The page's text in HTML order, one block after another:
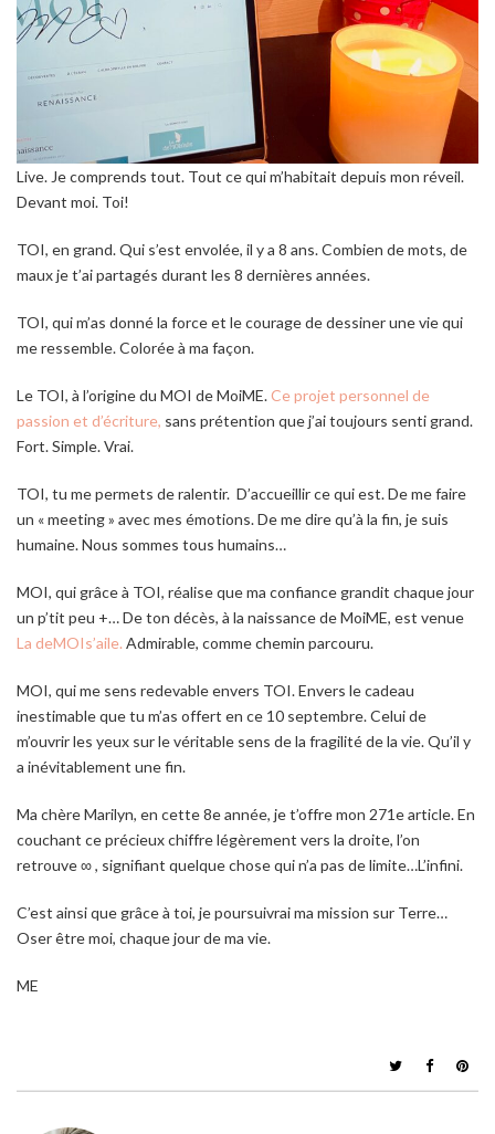
Live. Je comprends tout. Tout ce qui m’habitait depuis mon réveil.
Devant moi. Toi!
TOI, en grand. Qui s’est envolée, il y a 8 ans. Combien de mots, de
maux je t’ai partagés durant les 8 dernières années.
TOI, qui m’as donné la force et le courage de dessiner une vie qui
me ressemble. Colorée à ma façon.
Le TOI, à l’origine du MOI de MoiME.Ce projet personnel de
passion et d’écriture, sans prétention que j’ai toujours senti grand.
Fort. Simple. Vrai.
TOI, tu me permets de ralentir. D’accueillir ce qui est. De me faire
un « meeting » avec mes émotions. De me dire qu’à la fin, je suis
humaine. Nous sommes tous humains…
MOI, qui grâce à TOI, réalise que ma confiance grandit chaque jour
un p’tit peu +… De ton décès, à la naissance de MoiME, est venue
La deMOIs’aile. Admirable, comme chemin parcouru.
MOI, qui me sens redevable envers TOI. Envers le cadeau
inestimable que tu m’as offert en ce 10 septembre. Celui de
m’ouvrir les yeux sur le véritable sens de la fragilité de la vie. Qu’il y
a inévitablement une fin.
Ma chère Marilyn, en cette 8eannée, je t’offre mon 271earticle. En
couchant ce précieux chiffre légèrement vers la droite, l’on
retrouve ∞ , signifiant quelque chose qui n’a pas de limite…L’infini.
C’est ainsi que grâce à toi, je poursuivrai ma mission sur Terre…
Oser être moi, chaque jour de ma vie.
ME